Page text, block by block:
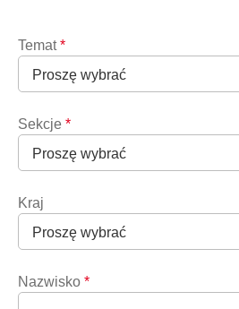
Temat *
Sekcje *
Kraj
Nazwisko *